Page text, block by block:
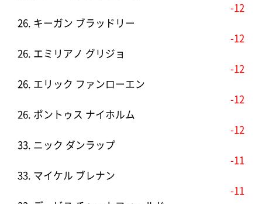
-12
26. キーガン ブラッドリー
-12
26. エミリアノ グリジョ
-12
26. エリック ファンローエン
-12
26. ポントゥス ナイホルム
-12
33. ニック ダンラップ
-11
33. マイケル ブレナン
-11